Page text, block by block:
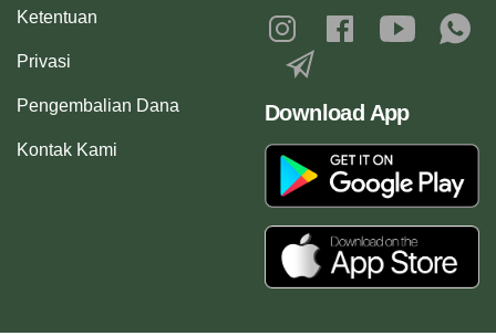
Ketentuan
Privasi
Pengembalian Dana
Kontak Kami
Download App